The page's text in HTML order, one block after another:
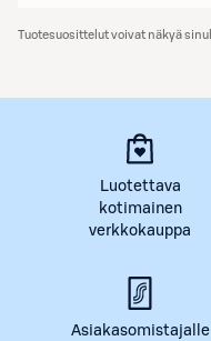
Tuotesuosittelut voivat näkyä
Luotettava
kotimainen
verkkokauppa
Asiakasomistajalle